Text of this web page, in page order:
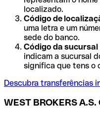
localizado.
Código de
uma letra e um
sede do banco.
Código da sucursal
indicam a sucursal
significa que tens o
Descubra transferências
WEST BROKERS